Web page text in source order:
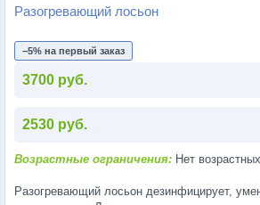
Разогревающий лосьон
−5% на первый заказ
3700 руб.
2530 руб.
Возрастные ограничения: Нет
Разогревающий лосьон дезинфицирует,